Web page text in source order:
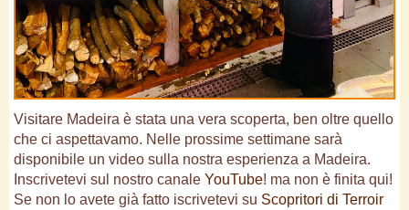
Visitare Madeira è stata una vera scoperta, ben oltre quello
che ci aspettavamo. Nelle prossime settimane sarà
disponibile un video sulla nostra esperienza a Madeira.
Inscrivetevi sul nostro canale YouTube! ma non è finita qui!
Se non lo avete già fatto iscrivetevi su Scopritori di Terroir